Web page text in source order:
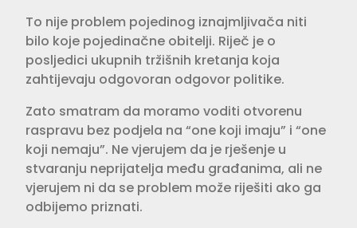
To nije problem pojedinog iznajmljivača niti
bilo koje pojedinačne obitelji. Riječ je o
posljedici ukupnih tržišnih kretanja koja
zahtijevaju odgovoran odgovor politike.
Zato smatram da moramo voditi otvorenu
raspravu bez podjela na “one koji imaju” i “one
koji nemaju”. Ne vjerujem da je rješenje u
stvaranju neprijatelja među građanima, ali ne
vjerujem ni da se problem može riješiti ako ga
odbijemo priznati.